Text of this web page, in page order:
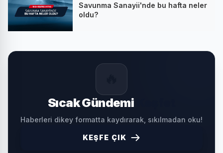
Savunma Sanayii'nde bu hafta neler
oldu?
Sıcak Gündemi
Haberleri dikey formatta kaydırarak, sıkılmadan oku!
KEŞFE ÇIK